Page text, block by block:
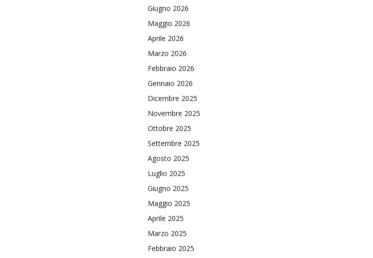
Giugno 2026
Maggio 2026
Aprile 2026
Marzo 2026
Febbraio 2026
Gennaio 2026
Dicembre 2025
Novembre 2025
Ottobre 2025
Settembre 2025
Agosto 2025
Luglio 2025
Giugno 2025
Maggio 2025
Aprile 2025
Marzo 2025
Febbraio 2025